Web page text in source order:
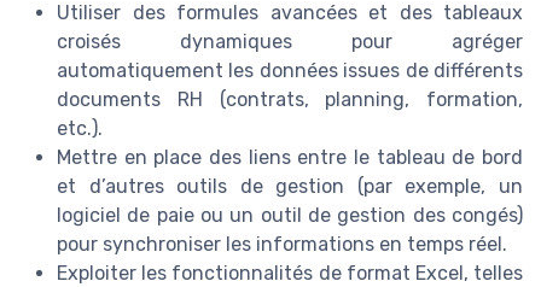
Utiliser des formules avancées et des tableaux
croisés dynamiques pour agréger
automatiquement les données issues de différents
documents RH (contrats, planning, formation,
etc.).
Mettre en place des liens entre le tableau de bord
et d’autres outils de gestion (par exemple, un
logiciel de paie ou un outil de gestion des congés)
pour synchroniser les informations en temps réel.
Exploiter les fonctionnalités de format Excel, telles